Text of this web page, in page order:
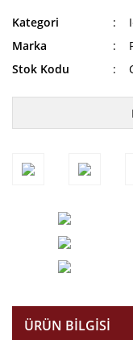
Kategori
Marka
Stok Kodu
ÜRÜN BILGISI